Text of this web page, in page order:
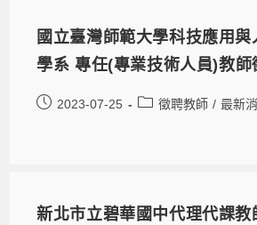
國立臺灣師範大學科技應用
學系 專任(專業技術人員)教師
2023-07-25 徵聘教師 / 最新
新北市立碧華國中代理代課教